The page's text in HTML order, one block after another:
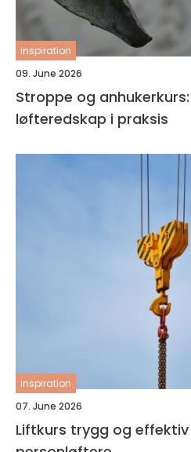
inspiration
09. June 2026
Stroppe og
løfteredskap i praksis
inspiration
07. June 2026
Liftkurs trygg og effektiv bruk av